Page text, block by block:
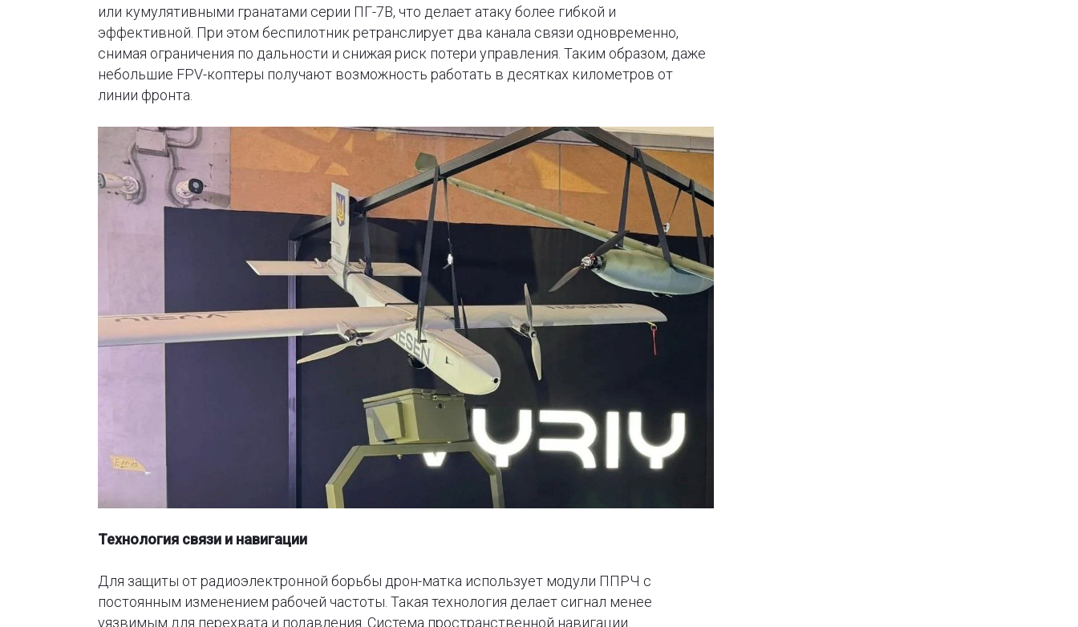
или кумулятивными гранатами серии ПГ-7В, что делает атаку более гибкой и
эффективной. При этом беспилотник ретранслирует два канала связи одновременно,
снимая ограничения по дальности и снижая риск потери управления. Таким образом, даже
небольшие FPV-коптеры получают возможность работать в десятках километров от
линии фронта.
Технология связи и навигации
Для защиты от радиоэлектронной борьбы дрон-матка использует модули ППРЧ с
постоянным изменением рабочей частоты. Такая технология делает сигнал менее
уязвимым для перехвата и подавления. Система пространственной навигации